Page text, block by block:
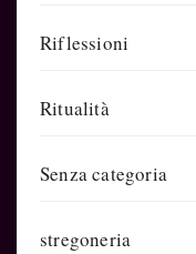
Riflessioni
Ritualità
Senza categoria
stregoneria